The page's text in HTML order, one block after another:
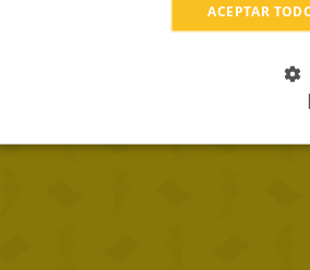
ACEPTAR